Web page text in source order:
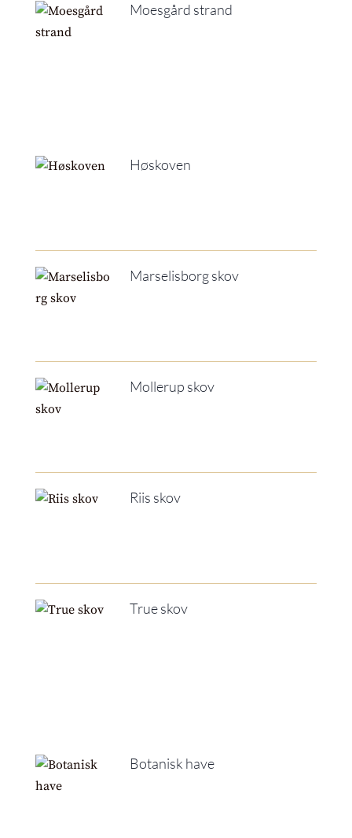
Moesgård strand
Høskoven
Marselisborg skov
Mollerup skov
Riis skov
True skov
Botanisk have